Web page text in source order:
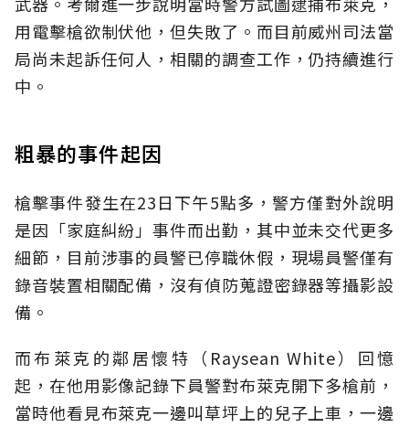
用電擊槍欲制伏他，但失敗了。而目前威州司法當
局尚未起訴任何人，相關的調查工作，仍持續進行
中。
粗暴的事件起因
槍擊事件發生在23日下午5點多，警方僅對外說明
是因「家庭糾紛」事件而出勤，其中並未交代更多
細節，目前涉事的員警已停職休假，現場員警僅有
錄音裝置相關配備，沒有偵防蒐證密錄器等攝影設
備。
而布萊克的鄰居懷特（Raysean White）回憶
起，在他用影像記錄下員警對布萊克開下多槍前，
當時他看見布萊克一邊叫草坪上的兒子上車，一邊